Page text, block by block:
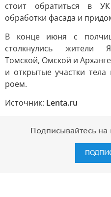
стоит обратиться в
обработки фасада и
В конце июня с
столкнулись жители
Томской, Омской и
и открытые участки
роем.
Источник: Lenta.ru
Подписывайтесь